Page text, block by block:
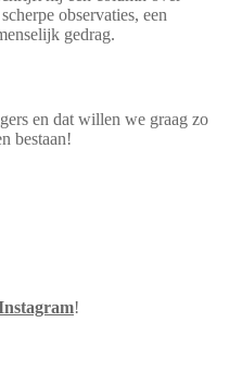
observaties, een
gedrag.
en dat willen we graag zo
bestaan!
!